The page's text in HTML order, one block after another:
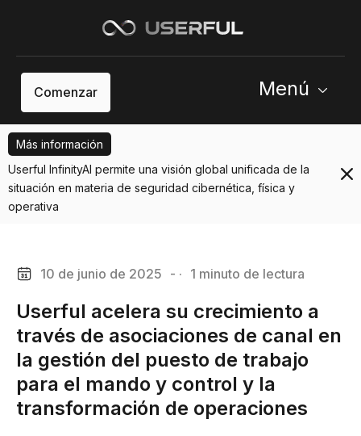
Comenzar Menú
Más información
Userful InfinityAI permite una visión global unificada de la
situación en materia de seguridad cibernética, física y
operativa
10 de junio de 2025 - · 1 minuto de lectura
Userful acelera su crecimiento a
través de asociaciones de canal en
la gestión del puesto de trabajo
para el mando y control y la
transformación de operaciones